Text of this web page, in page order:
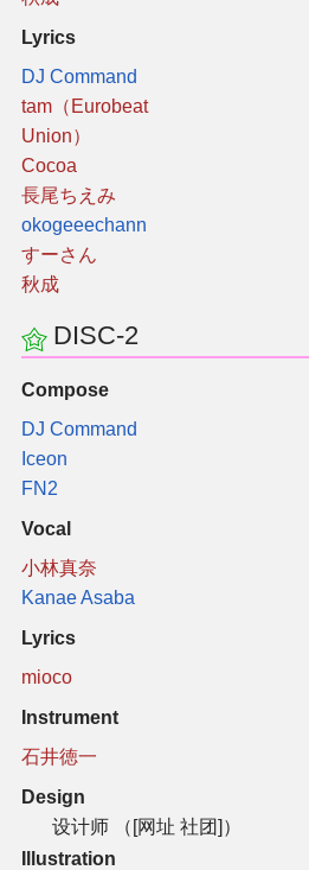
Lyrics
DJ Command
tam（Eurobeat
Union）
Cocoa
長尾ちえみ
okogeeechann
すーさん
秋成
DISC-2
Compose
DJ Command
Iceon
FN2
Vocal
小林真奈
Kanae Asaba
Lyrics
mioco
Instrument
石井徳一
Design
设计师 （[网址 社团]）
Illustration
其他
联系管理员
关于THBWiki
捐款支持